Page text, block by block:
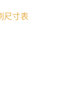
尺寸表